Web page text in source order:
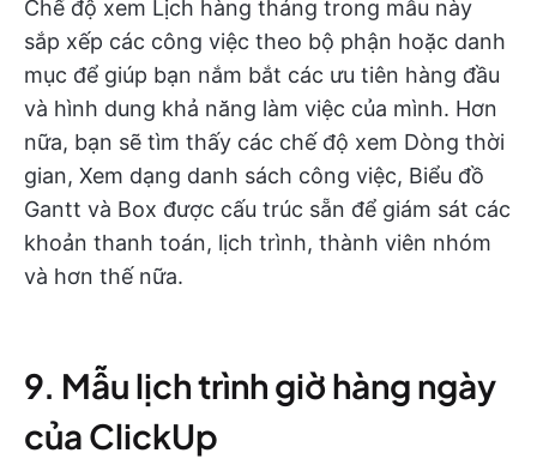
Chế độ xem Lịch hàng tháng trong mẫu này
sắp xếp các công việc theo bộ phận hoặc danh
mục để giúp bạn nắm bắt các ưu tiên hàng đầu
và hình dung khả năng làm việc của mình. Hơn
nữa, bạn sẽ tìm thấy các chế độ xem Dòng thời
gian, Xem dạng danh sách công việc, Biểu đồ
Gantt và Box được cấu trúc sẵn để giám sát các
khoản thanh toán, lịch trình, thành viên nhóm
và hơn thế nữa.
9. Mẫu lịch trình giờ hàng ngày
của ClickUp